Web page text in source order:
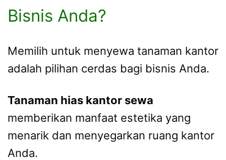
Bisnis Anda?
Memilih untuk menyewa tanaman kantor
adalah pilihan cerdas bagi bisnis Anda.
Tanaman hias kantor sewa
memberikan manfaat estetika yang
menarik dan menyegarkan ruang kantor
Anda.